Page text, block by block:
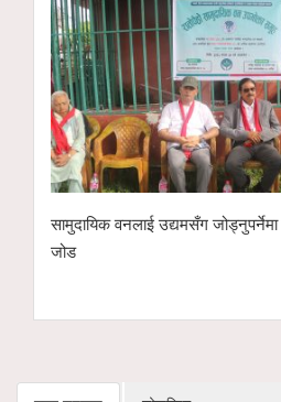
पोखरामा रगत अभाव हुन नदिन लायन्स
५५ युनिट संकलन